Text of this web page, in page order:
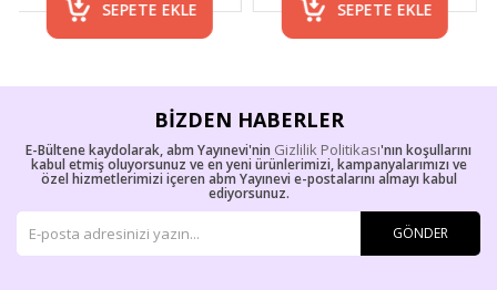
SEPETE EKLE SEPETE EKLE
BIZDEN HABERLER
E-Bültene kaydolarak, abm Yayınevi'nin Gizlilik Politikası'nın koşullarını
kabul etmiş oluyorsunuz ve en yeni ürünlerimizi, kampanyalarımızı ve
özel hizmetlerimizi içeren abm Yayınevi e-postalarını almayı kabul
ediyorsunuz.
GÖNDER